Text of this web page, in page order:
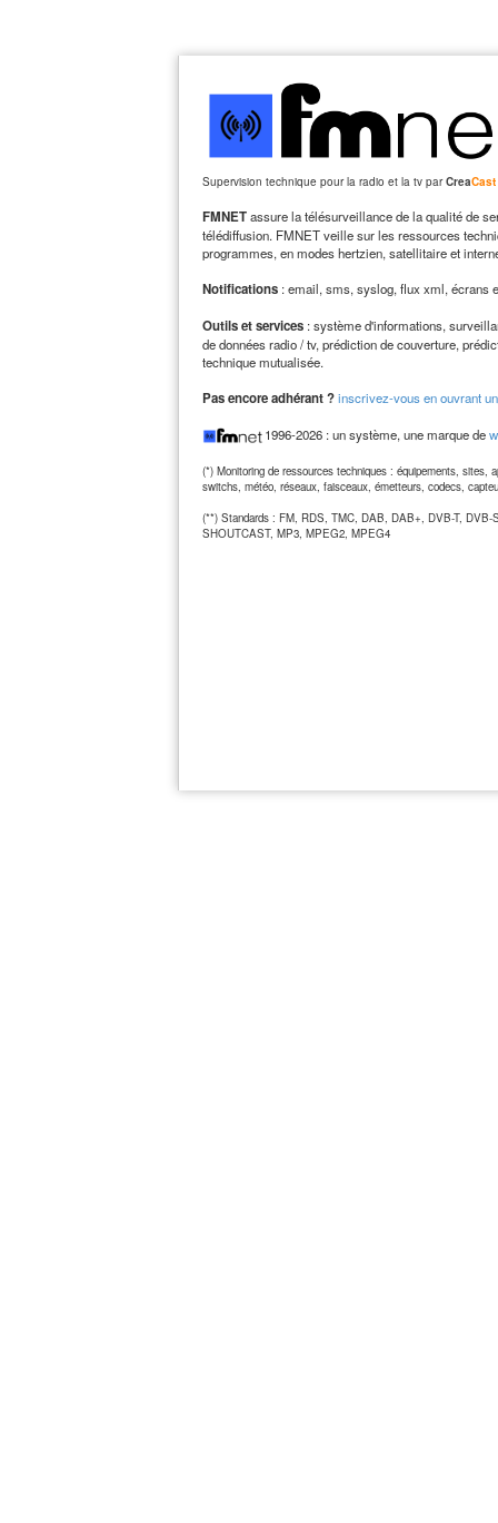
Supervision technique pour la radio et la tv parCreaCast
FMNETassure la télésurveillance de la qualité de
télédiffusion. FMNET veille sur les ressources
programmes, en modes hertzien, satellitaire et
Notifications : email, sms, syslog, flux xml, écrans
Outils et services : système d'informations,
de données radio / tv, prédiction de couverture,
technique mutualisée.
Pas encore adhérant ?inscrivez-vous en ouvrant
1996-2026 : un système, une marque de
(*) Monitoring de ressources techniques : équipements, sites,
switchs, météo, réseaux, faisceaux, émetteurs, codecs,
(**) Standards : FM, RDS, TMC, DAB, DAB+, DVB-T,
SHOUTCAST, MP3, MPEG2, MPEG4